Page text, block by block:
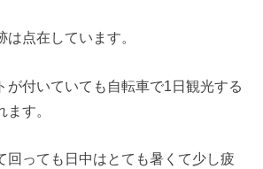
点在しています。
が付いていても自転車で1日観光する
す。
回っても日中はとても暑くて少し疲